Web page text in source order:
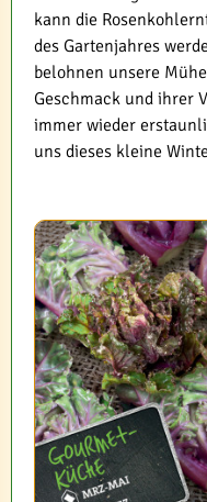
kann die
des Gartenjahres
belohnen unsere
Geschmack und ihrer
immer wieder
uns dieses kleine